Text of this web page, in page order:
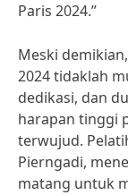
Paris 2024.”
Meski
2024 tidaklah
dedikasi, dan
harapan tinggi
terwujud.
Pierngadi,
matang untuk